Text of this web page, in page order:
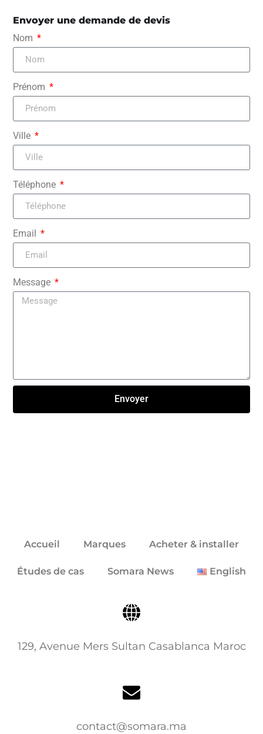
Envoyer une demande de devis
Nom
Prénom
Ville
Téléphone
Email
Message
Envoyer
Accueil Marques Acheter & installer
Études de cas Somara News English
129, Avenue Mers Sultan Casablanca Maroc
contact@somara.ma